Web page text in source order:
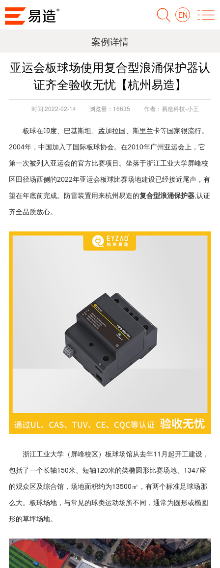
EN
案例详情
亚运会板球场使用复合型浪涌保护器认
证齐全验收无忧【杭州易造】
时间:2022-02-14 浏览量： 16635 作者： 易造科技-小王
板球在印度、巴基斯坦、孟加拉国、斯里兰卡等国家很流行。
2004年，中国加入了国际板球协会。在2010年广州亚运会上，它
第一次被列入亚运会的官方比赛项目。 坐落于浙江工业大学屏峰校
区田径场西侧的2022年亚运会板球比赛场地建设已经接近尾声，有
望在年底前完成。防雷装置用来杭州易造的复合型浪涌保护器,认证
齐全品质放心。
浙江工业大学（屏峰校区）板球场馆从去年11 月起开工建设，
包括了一个长轴150米、短轴120米的类椭圆形比赛场地、 1347座
的观众区及综合馆，场地面积约为13500㎡，有两个标准足球场那
么大。 板球场地， 与常见的球类运动场所不同 ，通常为圆形或椭圆
形的草坪场地。